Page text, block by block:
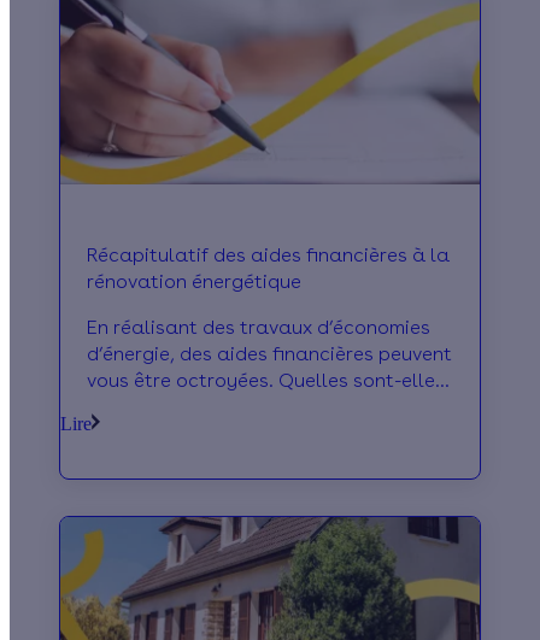
Récapitulatif des aides financières à la
rénovation énergétique
En réalisant des travaux d’économies
d’énergie, des aides financières peuvent
vous être octroyées. Quelles sont-elles
Lire